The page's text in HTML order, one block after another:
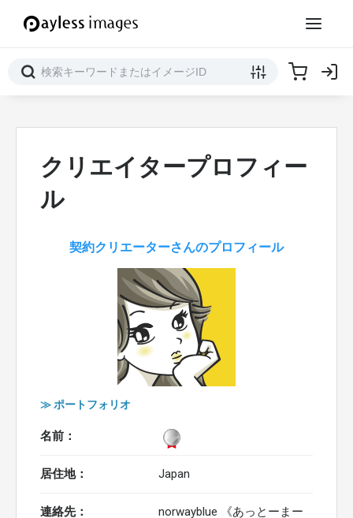
クリエイタープロフィー
ル
契約クリエーターさんのプロフィール
≫ ポートフォリオ
名前：
居住地： Japan
連絡先：
norwayblue 《あっとーまー